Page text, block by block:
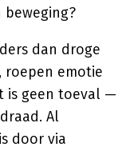
beweging?
dan droge
roepen emotie
is geen toeval —
Al
door via